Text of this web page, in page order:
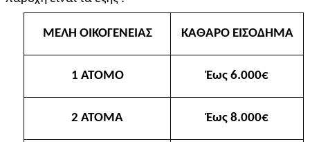
ΜΕΛΗ ΟΙΚΟΓΕΝΕΙΑΣ ΚΑΘΑΡΟ ΕΙΣΟΔΗΜΑ
1 ΑΤΟΜΟ Έως 6.000€
2 ΑΤΟΜΑ Έως 8.000€